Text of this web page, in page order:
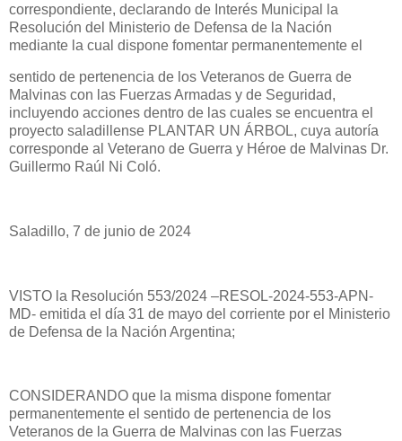
correspondiente, declarando de Interés Municipal la
Resolución del Ministerio de Defensa de la Nación
mediante la cual dispone fomentar permanentemente el
sentido de pertenencia de los Veteranos de Guerra de
Malvinas con las Fuerzas Armadas y de Seguridad,
incluyendo acciones dentro de las cuales se encuentra el
proyecto saladillense PLANTAR UN ÁRBOL, cuya autoría
corresponde al Veterano de Guerra y Héroe de Malvinas Dr.
Guillermo Raúl Ni Coló.
Saladillo, 7 de junio de 2024
VISTO la Resolución 553/2024 –RESOL-2024-553-APN-
MD- emitida el día 31 de mayo del corriente por el Ministerio
de Defensa de la Nación Argentina;
CONSIDERANDO que la misma dispone fomentar
permanentemente el sentido de pertenencia de los
Veteranos de la Guerra de Malvinas con las Fuerzas